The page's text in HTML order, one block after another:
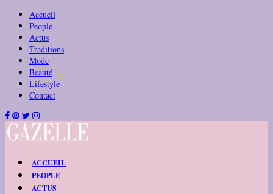
Accueil
People
Actus
Traditions
Mode
Beauté
Lifestyle
Contact
ACCUEIL
PEOPLE
ACTUS